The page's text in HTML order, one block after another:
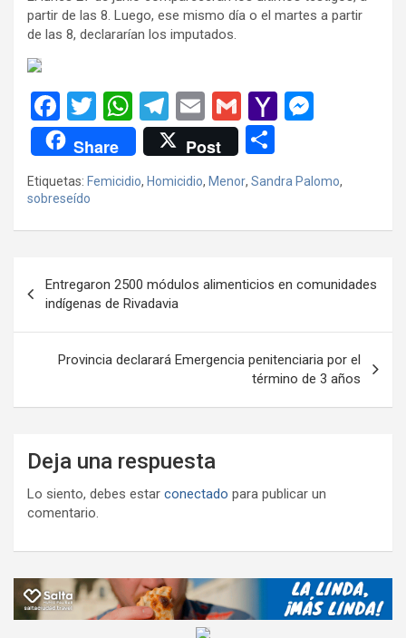
partir de las 8. Luego, ese mismo día o el martes a partir
de las 8, declararían los imputados.
F
a
ce
b
o
k
T
wi
tt
er
W
h
at
s
A
p
T
el
e
gr
a
E
m
ail
G
m
ail
Y
o
o
ail
n
g
Share Post
o
m
p
tir
Etiquetas: Femicidio, Homicidio, Menor, Sandra Palomo,
sobreseído
de
entradas
Entregaron 2500 módulos alimenticios en comunidades
indígenas de Rivadavia
Provincia declarará Emergencia penitenciaria por el
término de 3 años
Deja una respuesta
Lo siento, debes estar conectado para publicar un
comentario.